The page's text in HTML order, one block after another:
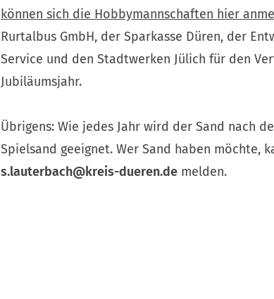
können sich die Hobbymannschaften hier
Rurtalbus GmbH, der Sparkasse Düren, der
Service und den Stadtwerken Jülich für den
Jubiläumsjahr.
Übrigens: Wie jedes Jahr wird der Sand nach
Spielsand geeignet. Wer Sand haben möchte,
s.lauterbach
kreis-duerende melden.